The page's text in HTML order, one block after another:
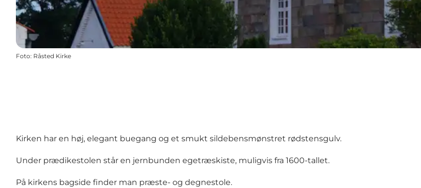
Foto: Råsted Kirke
Kirken har en høj, elegant buegang og et smukt sildebensmønstret rødstensgulv.
Under prædikestolen står en jernbunden egetræskiste, muligvis fra 1600-tallet.
På kirkens bagside finder man præste- og degnestole.